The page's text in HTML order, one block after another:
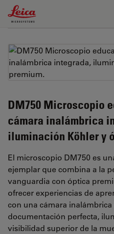
Leica Microsystems Logo
DM750 Microscopio
cámara inalámbrica
iluminación Köhler y
El microscopio DM750 es
ejemplar que combina a la
vanguardia con óptica
ofrecer experiencias de
con una cámara
documentación perfecta,
visibilidad superior de la